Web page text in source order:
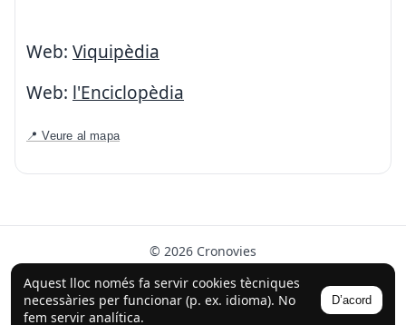
Aquest lloc només fa servir cookies tècniques
necessàries per funcionar (p. ex. idioma). No
fem servir analítica.
D’acord
Web: Viquipèdia
Web: l'Enciclopèdia
📍 Veure al mapa
© 2026 Cronovies
Història als carrers · Desenvolupat amb l’ajuda de la IA
(ChatGPT).
Segueix-nos a Instagram